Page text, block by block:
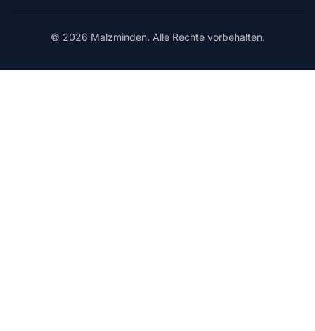
© 2026 Malzminden. Alle Rechte vorbehalten.